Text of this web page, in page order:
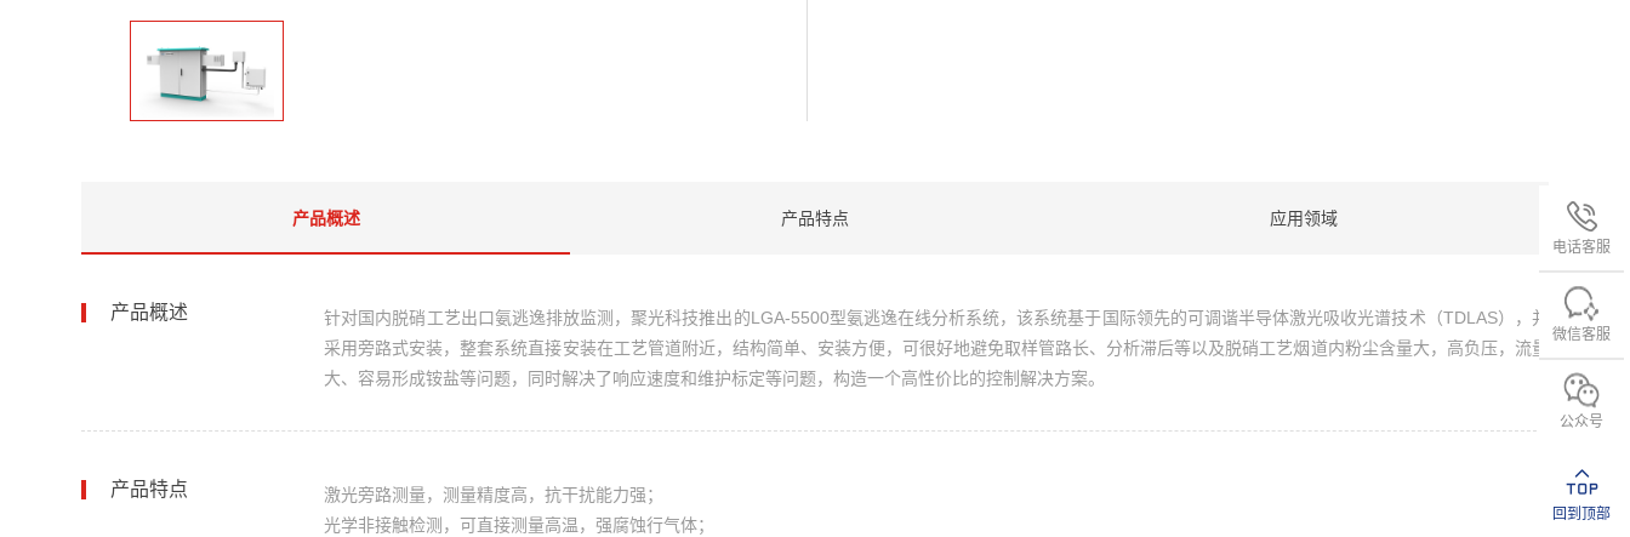
电话客服
微信客服
公众号
回到顶部
产品概述 产品特点 应用领域
产品概述
针对国内脱硝工艺出口氨逃逸排放监测，聚光科技推出的LGA-5500型氨逃逸在线分析系统，该系统基于国际领先的可调谐半导体激光吸收光谱技术（TDLAS），并
采用旁路式安装，整套系统直接安装在工艺管道附近，结构简单、安装方便，可很好地避免取样管路长、分析滞后等以及脱硝工艺烟道内粉尘含量大，高负压，流量
大、容易形成铵盐等问题，同时解决了响应速度和维护标定等问题，构造一个高性价比的控制解决方案。
产品特点
激光旁路测量，测量精度高，抗干扰能力强；
光学非接触检测，可直接测量高温，强腐蚀行气体；